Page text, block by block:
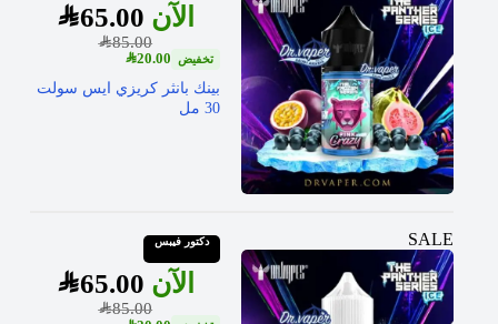
SAR85.00
SAR65.00
SAR20.00
بينك بانثر كريزي ايس سولت
30 مل
SALE دكتور فيبس
SAR85.00
SAR65.00